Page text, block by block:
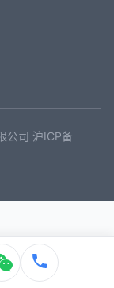
公司 沪ICP备